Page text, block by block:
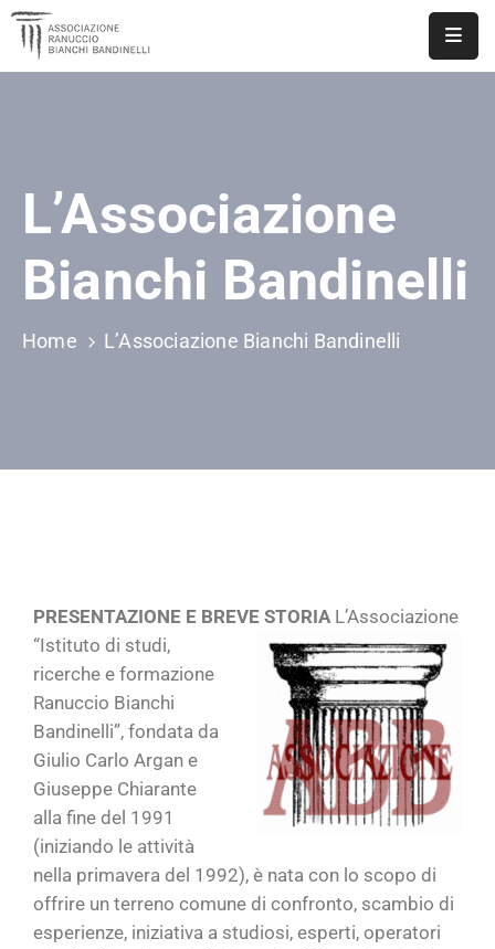
DOCUMENTI
PUBBLICAZIONI
CONTATTI
L’Associazione
Bianchi Bandinelli
Home L’Associazione Bianchi Bandinelli
PRESENTAZIONE E BREVE STORIA L’Associazione
“Istituto di studi,
ricerche e formazione
Ranuccio Bianchi
Bandinelli”, fondata da
Giulio Carlo Argan e
Giuseppe Chiarante
alla fine del 1991
(iniziando le attività
nella primavera del 1992), è nata con lo scopo di
offrire un terreno comune di confronto, scambio di
esperienze, iniziativa a studiosi, esperti, operatori